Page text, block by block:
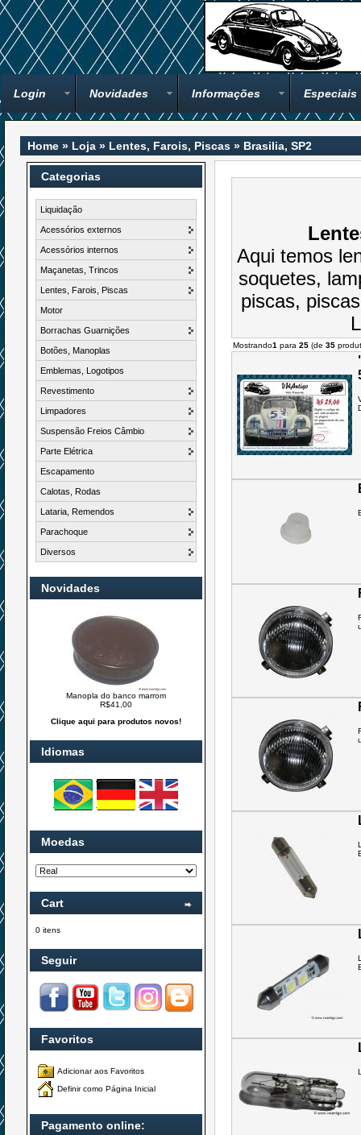
Login Novidades Informações Especiais
Home » Loja » Lentes, Farois, Piscas » Brasilia, SP2
Categorias
Liquidação
Acessórios externos
Acessórios internos
Maçanetas, Trincos
Lentes, Farois, Piscas
Motor
Borrachas Guarnições
Botões, Manoplas
Emblemas, Logotipos
Revestimento
Limpadores
Suspensão Freios Câmbio
Parte Elétrica
Escapamento
Calotas, Rodas
Lataria, Remendos
Parachoque
Diversos
Novidades
Manopla do banco marrom
R$41,00
Clique aqui para produtos novos!
Idiomas
Moedas
Cart
0 itens
Seguir
Favoritos
Adicionar aos Favoritos
Definir como Página Inicial
Pagamento online:
Aqui temos
soquetes,
piscas,
Mostrando1 para 25 (de 35